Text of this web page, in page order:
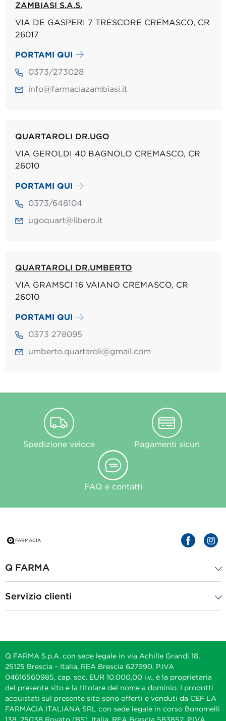
ZAMBIASI S.A.S.
VIA DE GASPERI 7 TRESCORE CREMASCO, CR
26017
PORTAMI QUI
0373/273028
info@farmaciazambiasi.it
QUARTAROLI DR.UGO
VIA GEROLDI 40 BAGNOLO CREMASCO, CR
26010
PORTAMI QUI
0373/648104
ugoquart@libero.it
QUARTAROLI DR.UMBERTO
VIA GRAMSCI 16 VAIANO CREMASCO, CR
26010
PORTAMI QUI
0373 278095
umberto.quartaroli@gmail.com
Spedizione veloce Pagamenti sicuri
FAQ e contatti
Q FARMA
Servizio clienti
Q FARMA S.p.A. con sede legale in via Achille Grandi 18,
25125 Brescia – Italia, REA Brescia 627990, P.IVA
04616560985, cap. soc. EUR 10.000,00 i.v., è la proprietaria
del presente sito e la titolare del nome a dominio. I prodotti
acquistati sul presente sito sono offerti e venduti da CEF LA
FARMACIA ITALIANA SRL con sede legale in corso Bonomelli